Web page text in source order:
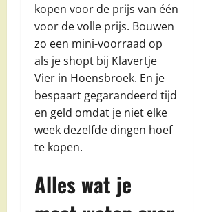
kopen voor de prijs van één
voor de volle prijs. Bouwen
zo een mini-voorraad op
als je shopt bij Klavertje
Vier in Hoensbroek. En je
bespaart gegarandeerd tijd
en geld omdat je niet elke
week dezelfde dingen hoef
te kopen.
Alles wat je